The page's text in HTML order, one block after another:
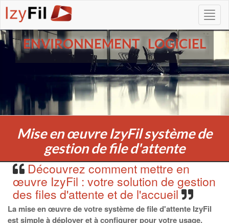
ENVIRONNEMENT LOGICIEL
Mise en œuvre IzyFil système de
gestion de file d'attente
Découvrez comment mettre en
œuvre IzyFil : votre solution de gestion
des files d'attente et de l'accueil
La mise en œuvre de votre système de file d'attente IzyFil
est simple à déployer et à configurer pour votre usage.